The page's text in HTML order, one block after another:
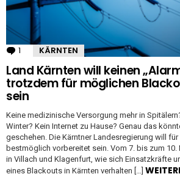
1 Kommentar
KÄRNTEN
Land Kärnten will keinen
trotzdem für möglichen
sein
Keine medizinische Versorgung mehr in
Winter? Kein Internet zu Hause? Genau das
geschehen. Die Kärntner Landesregierung will
bestmöglich vorbereitet sein. Vom 7. bis zum 10.
in Villach und Klagenfurt, wie sich Einsatzkräfte
eines Blackouts in Kärnten verhalten […]